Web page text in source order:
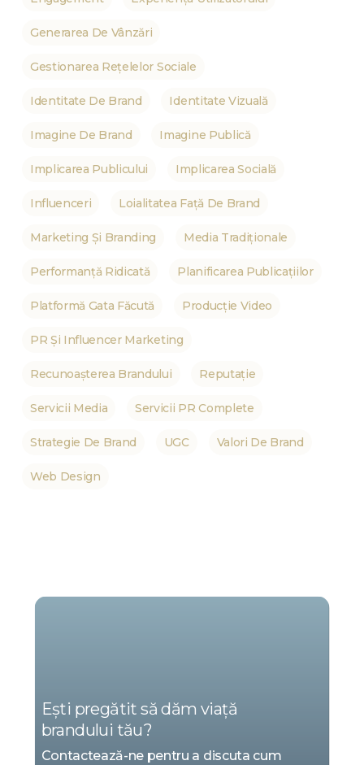
Generarea De Vânzări
Gestionarea Rețelelor Sociale
Identitate De Brand Identitate Vizuală
Imagine De Brand Imagine Publică
Implicarea Publicului Implicarea Socială
Influenceri Loialitatea Față De Brand
Marketing Și Branding Media Tradiționale
Performanță Ridicată Planificarea Publicațiilor
Platformă Gata Făcută Producție Video
PR Și Influencer Marketing
Recunoașterea Brandului Reputație
Servicii Media Servicii PR Complete
Strategie De Brand UGC Valori De Brand
Web Design
Ești pregătit să dăm viață
brandului tău?
Contactează-ne pentru a discuta cum